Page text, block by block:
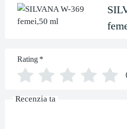
Rating *
Recenzia ta